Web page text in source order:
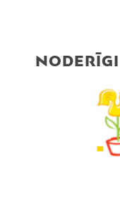
NODERĪGI